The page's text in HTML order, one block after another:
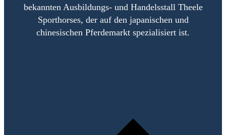
bekannten Ausbildungs- und Handelsstall Theele
Sporthorses, der auf den japanischen und
chinesischen Pferdemarkt spezialisiert ist.